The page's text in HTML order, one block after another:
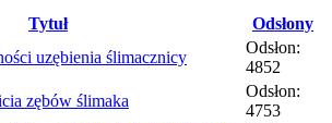
Tytuł
Odsłony
uzębienia ślimacznicy
Odsłon:
4852
zębów ślimaka
Odsłon:
4753